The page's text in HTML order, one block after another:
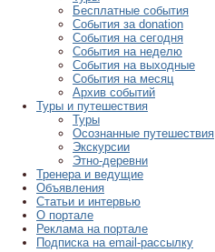
Бесплатные события
События за donation
События на сегодня
События на неделю
События на выходные
События на месяц
Архив событий
Туры и путешествия
Туры
Осознанные путешествия
Экскурсии
Этно-деревни
Тренера и ведущие
Объявления
Статьи и интервью
О портале
Реклама на портале
Подписка на email-рассылку